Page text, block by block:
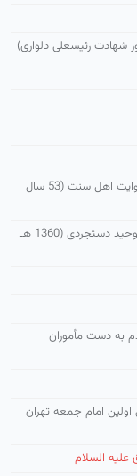
شهادت رئیسعلی دلواری)
ولادت حضرت رسول اكرم (ص) به روایت اهل سنت (53 سال
شهادت آیت االله قدوسی و سرتیپ وحید دستجردی (1360 هـ
به دست مأموران
اولین امام جمعه تهران
علیه السلام